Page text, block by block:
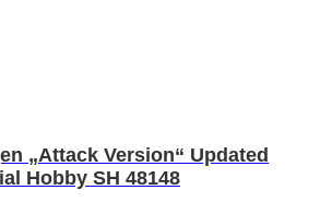
„Attack Version“ Updated
Hobby SH 48148